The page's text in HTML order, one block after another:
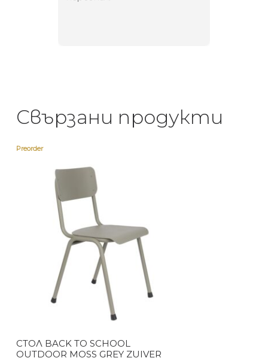
Свързани продукти
Preorder
СТОЛ BACK TO SCHOOL
OUTDOOR MOSS GREY ZUIVER